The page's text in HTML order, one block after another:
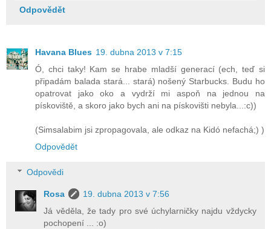
Odpovědět
Havana Blues 19. dubna 2013 v 7:15
Ó, chci taky! Kam se hrabe mladší generací (ech, teď si
připadám balada stará... stará) nošený Starbucks. Budu ho
opatrovat jako oko a vydrží mi aspoň na jednou na
pískoviště, a skoro jako bych ani na pískovišti nebyla...:c))
(Simsalabim jsi zpropagovala, ale odkaz na Kidó nefachá;) )
Odpovědět
Odpovědi
Rosa
19. dubna 2013 v 7:56
Já věděla, že tady pro své úchylarničky najdu vždycky
pochopení ... :o)